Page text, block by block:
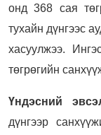
онд 368 сая
тухайн дүнгээс
хасуулжээ.
төгрөгийн
Үндэсний
дүнгээр